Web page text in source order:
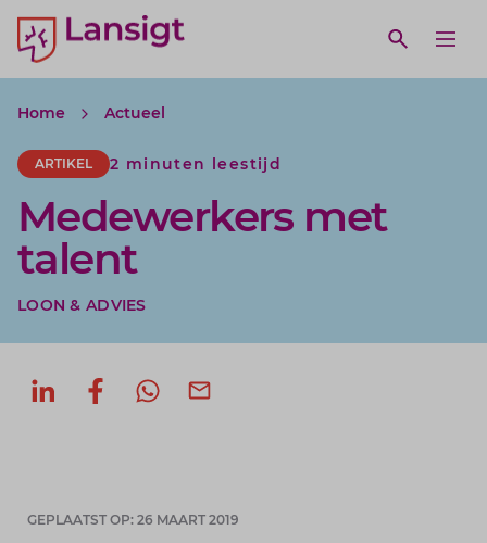
Lansigt Accountants logo
Open
search website
Home Actueel
ARTIKEL 2 minuten leestijd
Medewerkers met
talent
LOON & ADVIES
Deel op LinkedIn
Deel op Facebook
GEPLAATST OP: 26 MAART 2019